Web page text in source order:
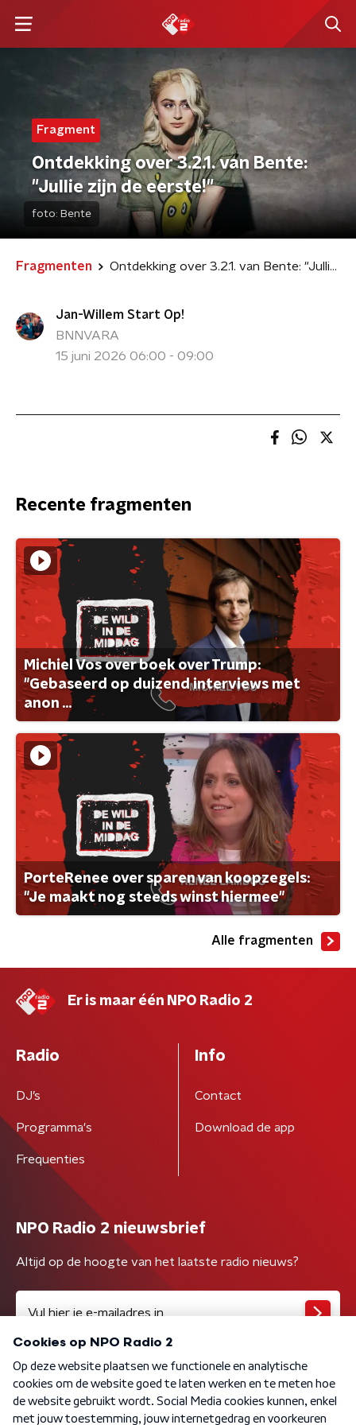
Fragment
Ontdekking over 3.2.1. van Bente:
"Jullie zijn de eerste!"
foto: Bente
Fragmenten Ontdekking over 3.2.1. van Bente: "Jullie zijn de eerste!"
Jan-Willem Start Op!
BNNVARA
15 juni 2026 06:00 - 09:00
Recente fragmenten
Michiel Vos over boek over Trump:
"Gebaseerd op duizend interviews met
anon ...
PorteRenee over sparen van koopzegels:
"Je maakt nog steeds winst hiermee"
Alle fragmenten
Er is maar één NPO Radio 2
Radio
DJ’s
Programma's
Frequenties
Info
Contact
Download de app
NPO Radio 2 nieuwsbrief
Altijd op de hoogte van het laatste radio nieuws?
Algemene voorwaarden